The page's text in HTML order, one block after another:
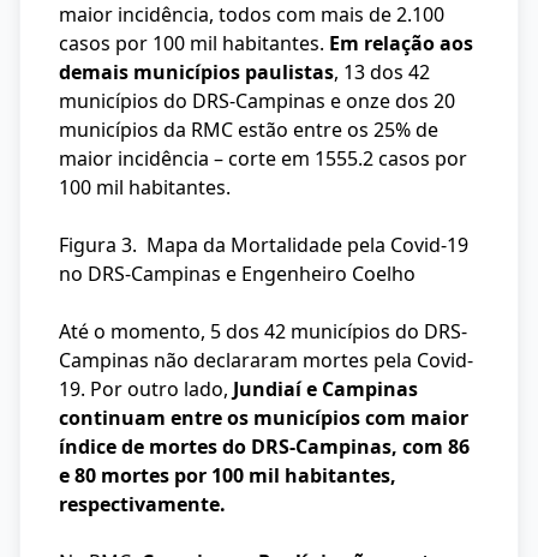
maior incidência, todos com mais de 2.100
casos por 100 mil habitantes. Em relação aos
demais municípios paulistas, 13 dos 42
municípios do DRS-Campinas e onze dos 20
municípios da RMC estão entre os 25% de
maior incidência – corte em 1555.2 casos por
100 mil habitantes.
Figura 3. Mapa da Mortalidade pela Covid-19
no DRS-Campinas e Engenheiro Coelho
Até o momento, 5 dos 42 municípios do DRS-
Campinas não declararam mortes pela Covid-
19. Por outro lado, Jundiaí e Campinas
continuam entre os municípios com maior
índice de mortes do DRS-Campinas, com 86
e 80 mortes por 100 mil habitantes,
respectivamente.